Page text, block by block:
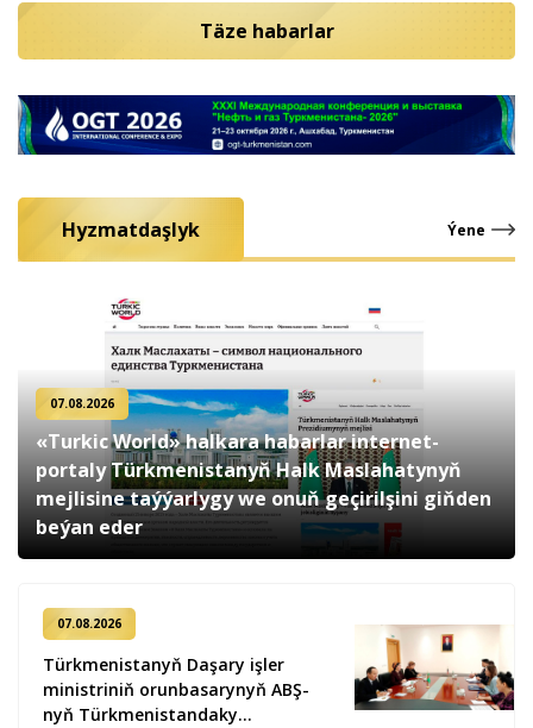
Täze habarlar
Hyzmatdaşlyk Ýene
07.08.2026
«Turkic World» halkara habarlar internet-
portaly Türkmenistanyň Halk Maslahatynyň
mejlisine taýýarlygy we onuň geçirilşini giňden
beýan eder
07.08.2026
Türkmenistanyň Daşary işler
ministriniň orunbasarynyň ABŞ-
nyň Türkmenistandaky